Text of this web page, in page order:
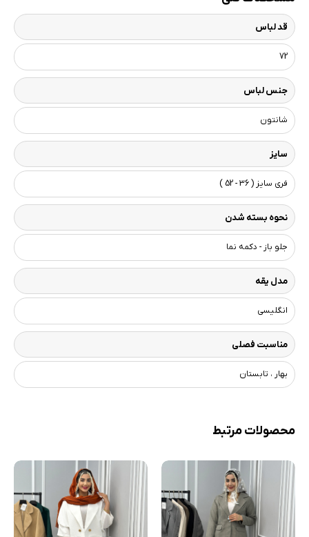
قد لباس
72
جنس لباس
شانتون
سایز
فری سایز ( 36 - 52 )
نحوه بسته شدن
جلو باز - دکمه نما
مدل یقه
انگلیسی
مناسبت فصلی
بهار ، تابستان
محصولات مرتبط